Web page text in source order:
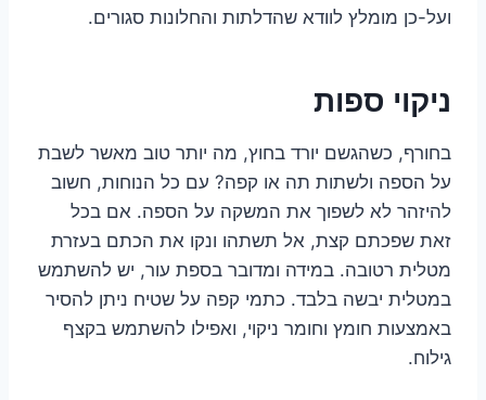
ועל-כן מומלץ לוודא שהדלתות והחלונות סגורים.
ניקוי ספות
בחורף, כשהגשם יורד בחוץ, מה יותר טוב מאשר לשבת
על הספה ולשתות תה או קפה? עם כל הנוחות, חשוב
להיזהר לא לשפוך את המשקה על הספה. אם בכל
זאת שפכתם קצת, אל תשתהו ונקו את הכתם בעזרת
מטלית רטובה. במידה ומדובר בספת עור, יש להשתמש
במטלית יבשה בלבד. כתמי קפה על שטיח ניתן להסיר
באמצעות חומץ וחומר ניקוי, ואפילו להשתמש בקצף
גילוח.